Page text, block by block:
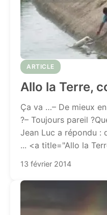
ARTICLE
Allo la Terre,
Ça va …– De mieux
?– Toujours pareil
Jean Luc a répondu :
... <a title="Allo la
13 février 2014